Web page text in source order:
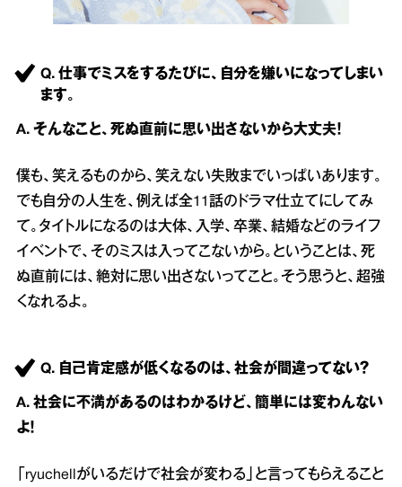
Q. 仕事でミスをするたびに、自分を嫌いになってしまい
ます。
A. そんなこと、死ぬ直前に思い出さないから大丈夫！
僕も、笑えるものから、笑えない失敗までいっぱいあります。
でも自分の人生を、例えば全11話のドラマ仕立てにしてみ
て。タイトルになるのは大体、入学、卒業、結婚などのライフ
イベントで、そのミスは入ってこないから。ということは、死
ぬ直前には、絶対に思い出さないってこと。そう思うと、超強
くなれるよ。
Q. 自己肯定感が低くなるのは、社会が間違ってない？
A. 社会に不満があるのはわかるけど、簡単には変わんない
よ！
「ryuchellがいるだけで社会が変わる」と言ってもらえること